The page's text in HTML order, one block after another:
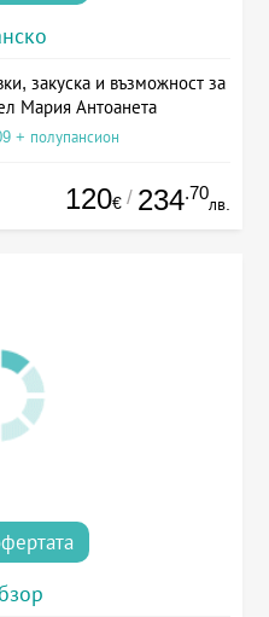
закуска и възможност за
Мария Антоанета
+ полупансион
120€ / 234.70
лв.